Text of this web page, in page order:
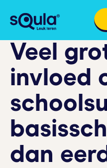
Veel
invloed
dan